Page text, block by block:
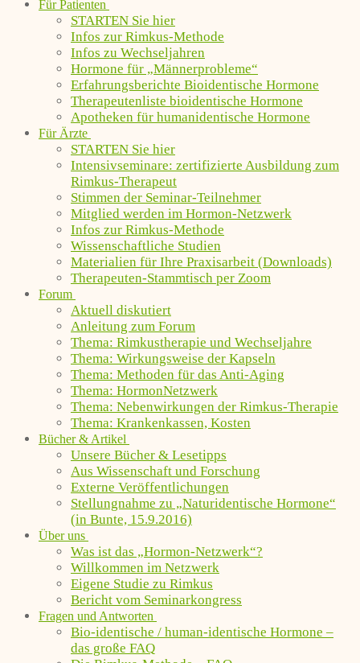
Für Patienten
STARTEN Sie hier
Infos zur Rimkus-Methode
Infos zu Wechseljahren
Hormone für „Männerprobleme“
Erfahrungsberichte Bioidentische Hormone
Therapeutenliste bioidentische Hormone
Apotheken für humanidentische Hormone
Für Ärzte
STARTEN Sie hier
Intensivseminare: zertifizierte Ausbildung zum
Rimkus-Therapeut
Stimmen der Seminar-Teilnehmer
Mitglied werden im Hormon-Netzwerk
Infos zur Rimkus-Methode
Wissenschaftliche Studien
Materialien für Ihre Praxisarbeit (Downloads)
Therapeuten-Stammtisch per Zoom
Forum
Aktuell diskutiert
Anleitung zum Forum
Thema: Rimkustherapie und Wechseljahre
Thema: Wirkungsweise der Kapseln
Thema: Methoden für das Anti-Aging
Thema: HormonNetzwerk
Thema: Nebenwirkungen der Rimkus-Therapie
Thema: Krankenkassen, Kosten
Bücher & Artikel
Unsere Bücher & Lesetipps
Aus Wissenschaft und Forschung
Externe Veröffentlichungen
Stellungnahme zu „Naturidentische Hormone“
(in Bunte, 15.9.2016)
Über uns
Was ist das „Hormon-Netzwerk“?
Willkommen im Netzwerk
Eigene Studie zu Rimkus
Bericht vom Seminarkongress
Fragen und Antworten
Bio-identische / human-identische Hormone –
das große FAQ